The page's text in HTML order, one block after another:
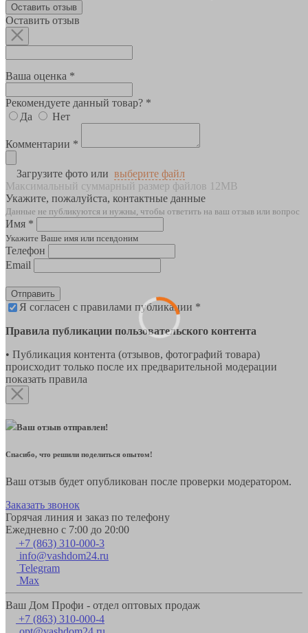
Оставить отзыв
Оставить отзыв
Ваша оценка *
Рекомендуете данный товар? *
Да
Нет
Комментарии *
Загрузите фото или выберите файл
Максимальный суммарный размер файлов 12MB
Укажите, пожалуйста, контактные данные
Данные не публикуются и нужны, чтобы ответить на ваш отзыв или вопрос
Имя *
Укажите Ваше имя или псевдоним
Телефон
Email
Отправить
Я согласен с правилами публикации *
Правила публикации пользовательского контента
• Публикация контента (отзывов, фотографий товара)
происходит только после их предварительной модерации
показать правила
Ваш отзыв отправлен!
Спасибо, что решили поделиться опытом!
Ваш отзыв будет опубликован после проверки модератором.
Заказать звонок
Горячая линия и заказ по телефону
Ежедневно с 7:00 до 20:00
+7 (863) 310-000-3
info@vashdom24.ru
Telegram
Max
Ваш Дом Профи - отдел оптовых продаж
+7 (863) 310-000-4